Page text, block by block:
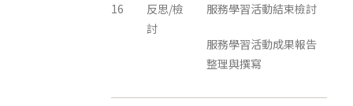
16
反思/檢
討
服務學習活動結束檢討
服務學習活動成果報告
整理與撰寫